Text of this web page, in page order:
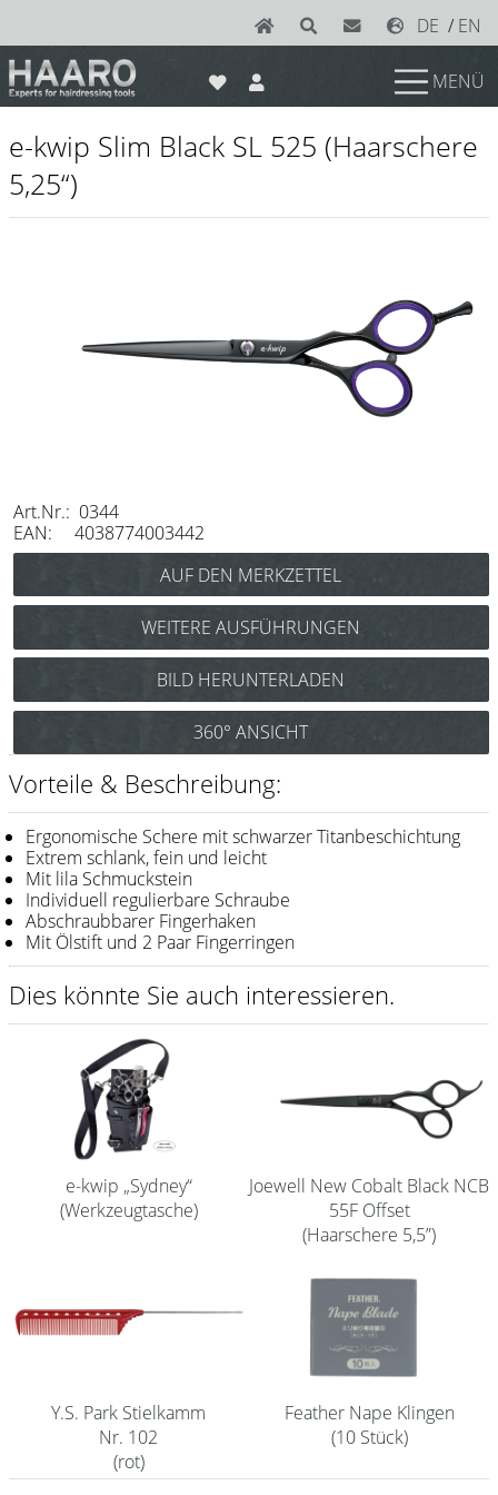
DE / EN
MENÜ
News
Scheren
Joewell
Messer / Klingen
Feather
e-kwip
Kämme
Bürsten
Y.S. Park
Werkzeugtaschen
e-kwip
Joewell
Shampoo
Aromase Salon-Pro
Equipment
Service
Produktwissen Scheren
Kontakt
e-kwip Slim Black SL 525 (Haarschere
5,25“)
Art.Nr.: 0344
EAN: 4038774003442
WEITERE AUSFÜHRUNGEN
e-kwip Slim Black SL 575
(Haarschere 5,75“) Art.Nr.: 0345
BILD HERUNTERLADEN
360° ANSICHT
Vorteile & Beschreibung:
Ergonomische Schere mit schwarzer Titanbeschichtung
Extrem schlank, fein und leicht
Mit lila Schmuckstein
Individuell regulierbare Schraube
Abschraubbarer Fingerhaken
Mit Ölstift und 2 Paar Fingerringen
Dies könnte Sie auch interessieren.
e-kwip „Sydney“
(Werkzeugtasche)
Joewell New Cobalt Black NCB
55F Offset
(Haarschere 5,5”)
Y.S. Park Stielkamm
Nr. 102
(rot)
Feather Nape Klingen
(10 Stück)